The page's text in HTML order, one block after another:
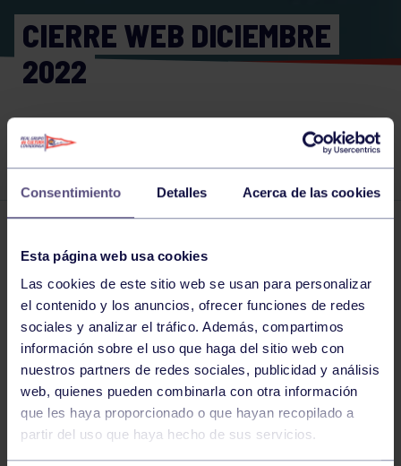
Consentimiento Detalles Acerca de las cookies
Esta página web usa cookies
Las cookies de este sitio web se usan para personalizar
el contenido y los anuncios, ofrecer funciones de redes
sociales y analizar el tráfico. Además, compartimos
información sobre el uso que haga del sitio web con
nuestros partners de redes sociales, publicidad y análisis
web, quienes pueden combinarla con otra información
que les haya proporcionado o que hayan recopilado a
partir del uso que haya hecho de sus servicios.
CIERRE WEB DICIEMBRE
2022
CIERRE WEB Y PRESENCIAL